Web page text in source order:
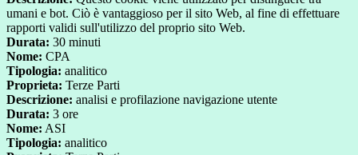
umani e bot. Ciò è vantaggioso per il sito Web, al fine di effettuare
rapporti validi sull'utilizzo del proprio sito Web.
Durata: 30 minuti
Nome: CPA
Tipologia: analitico
Proprieta: Terze Parti
Descrizione: analisi e profilazione navigazione utente
Durata: 3 ore
Nome: ASI
Tipologia: analitico